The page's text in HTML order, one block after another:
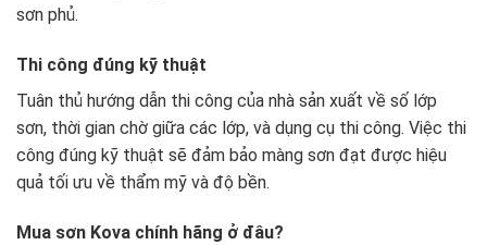
sơn phủ.
Thi công đúng kỹ thuật
Tuân thủ hướng dẫn thi công của nhà sản xuất về số lớp
sơn, thời gian chờ giữa các lớp, và dụng cụ thi công. Việc thi
công đúng kỹ thuật sẽ đảm bảo màng sơn đạt được hiệu
quả tối ưu về thẩm mỹ và độ bền.
Mua sơn Kova chính hãng ở đâu?